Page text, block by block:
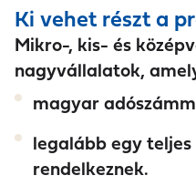
Ki vehet részt a
Mikro-, kis- és
nagyvállalatok,
magyar
legalább egy
rendelkeznek.